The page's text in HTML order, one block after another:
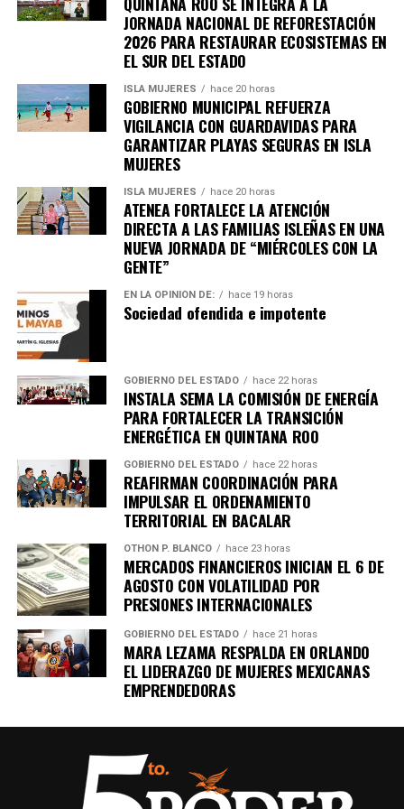
Recibe las noticias al instante
Únete al canal oficial de WhatsApp de
Quinto Podery recibe las noticias más
importantes de Quintana Roo directamente
en tu teléfono.
JORNADA NACIONAL DE REFORESTACIÓN
2026 PARA RESTAURAR ECOSISTEMAS EN
EL SUR DEL ESTADO
ISLA MUJERES hace 20 horas
GOBIERNO MUNICIPAL REFUERZA
VIGILANCIA CON GUARDAVIDAS PARA
GARANTIZAR PLAYAS SEGURAS EN ISLA
MUJERES
ISLA MUJERES hace 20 horas
ATENEA FORTALECE LA ATENCIÓN
DIRECTA A LAS FAMILIAS ISLEÑAS EN UNA
NUEVA JORNADA DE “MIÉRCOLES CON LA
GENTE”
EN LA OPINIÓN DE: hace 19 horas
Sociedad ofendida e impotente
GOBIERNO DEL ESTADO hace 22 horas
INSTALA SEMA LA COMISIÓN DE ENERGÍA
PARA FORTALECER LA TRANSICIÓN
ENERGÉTICA EN QUINTANA ROO
GOBIERNO DEL ESTADO hace 22 horas
REAFIRMAN COORDINACIÓN PARA
IMPULSAR EL ORDENAMIENTO
TERRITORIAL EN BACALAR
OTHON P. BLANCO hace 23 horas
MERCADOS FINANCIEROS INICIAN EL 6 DE
AGOSTO CON VOLATILIDAD POR
PRESIONES INTERNACIONALES
GOBIERNO DEL ESTADO hace 21 horas
MARA LEZAMA RESPALDA EN ORLANDO
EL LIDERAZGO DE MUJERES MEXICANAS
EMPRENDEDORAS